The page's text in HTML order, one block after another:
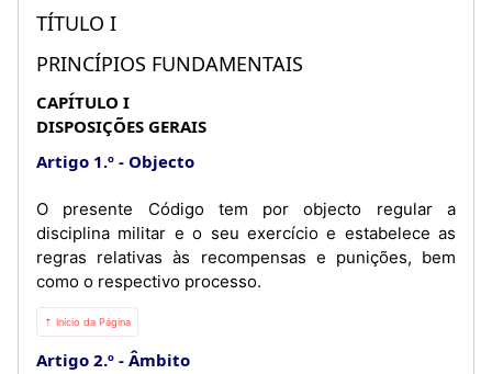
TÍTULO I
PRINCÍPIOS FUNDAMENTAIS
CAPÍTULO I
DISPOSIÇÕES GERAIS
Artigo 1.º
Objecto
O presente Código tem por objecto regular a
disciplina militar e o seu exercício e estabelece as
regras relativas às recompensas e punições, bem
como o respectivo processo.
⇡ Início da Página
Artigo 2.º Âmbito